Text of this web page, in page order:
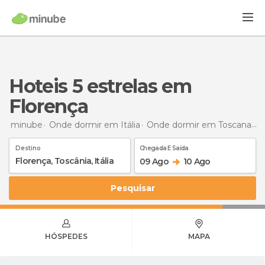
hoteis 5 estrelas em
Florença
minube Onde dormir em Itália Onde dormir em Toscana
Destino Chegada E Saída
09 Ago 10 Ago
Pesquisar
HÓSPEDES MAPA